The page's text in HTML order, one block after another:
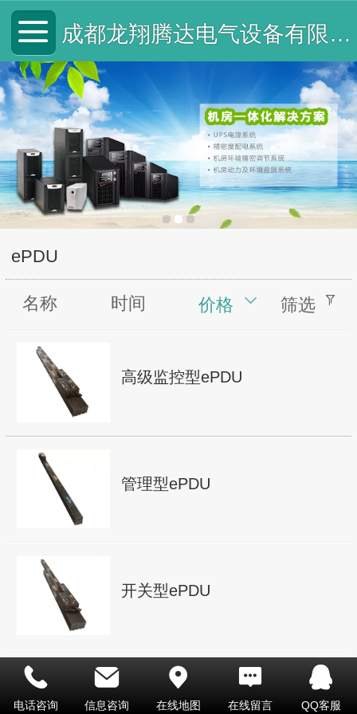
成都龙翔腾达电气设备有限公司
ePDU
名称 时间 价格 筛选
高级监控型ePDU
管理型ePDU
开关型ePDU
电话咨询 信息咨询 在线地图 在线留言 QQ客服